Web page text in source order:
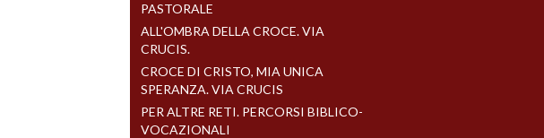
PASTORALE
ALL'OMBRA DELLA CROCE. VIA
CRUCIS.
CROCE DI CRISTO, MIA UNICA
SPERANZA. VIA CRUCIS
PER ALTRE RETI. PERCORSI BIBLICO-
VOCAZIONALI